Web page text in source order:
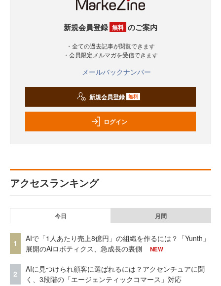
新規会員登録 無料 のご案内
・全ての過去記事が閲覧できます
・会員限定メルマガを受信できます
メールバックナンバー
新規会員登録 無料
ログイン
アクセスランキング
今日 月間
1
AIで「1人あたり売上8億円」の組織を作るには？「Yunth」
展開のAiロボティクス、急成長の裏側
NEW
2
AIに見つけられ顧客に選ばれるには？アクセンチュアに聞
く、3段階の「エージェンティックコマース」対応